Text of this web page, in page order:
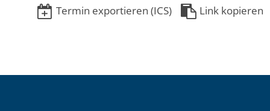
Termin exportieren (ICS)
Link kopieren